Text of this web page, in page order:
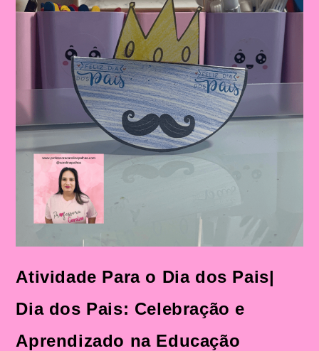
Atividade Para o Dia dos Pais|
Dia dos Pais: Celebração e
Aprendizado na Educação